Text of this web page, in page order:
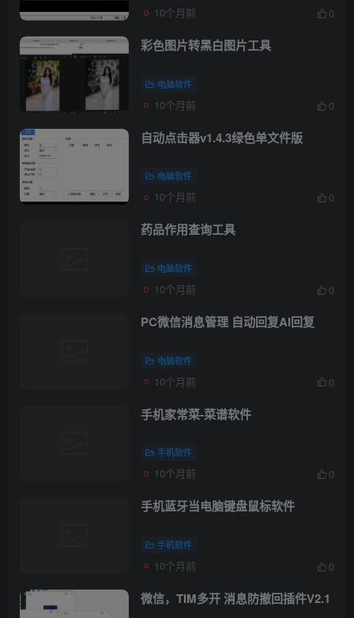
10个月前 0
彩色图片转黑白图片工具
电脑软件
10个月前 0
自动点击器v1.4.3绿色单文件版
电脑软件
10个月前 0
药品作用查询工具
电脑软件
10个月前 0
PC微信消息管理 自动回复AI回复
电脑软件
10个月前 0
手机家常菜-菜谱软件
手机软件
10个月前 0
手机蓝牙当电脑键盘鼠标软件
手机软件
10个月前 0
微信，TIM多开 消息防撤回插件V2.1